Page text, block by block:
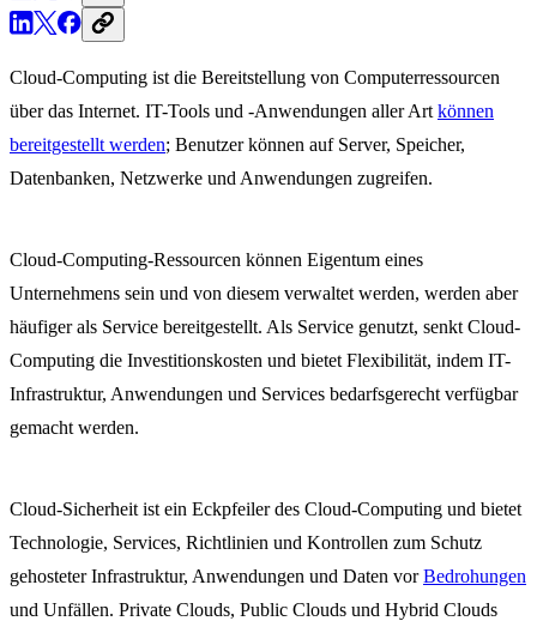
Cloud-Computing ist die Bereitstellung von Computerressourcen
über das Internet. IT-Tools und -Anwendungen aller Art können
bereitgestellt werden; Benutzer können auf Server, Speicher,
Datenbanken, Netzwerke und Anwendungen zugreifen.
Cloud-Computing-Ressourcen können Eigentum eines
Unternehmens sein und von diesem verwaltet werden, werden aber
häufiger als Service bereitgestellt. Als Service genutzt, senkt Cloud-
Computing die Investitionskosten und bietet Flexibilität, indem IT-
Infrastruktur, Anwendungen und Services bedarfsgerecht verfügbar
gemacht werden.
Cloud-Sicherheit ist ein Eckpfeiler des Cloud-Computing und bietet
Technologie, Services, Richtlinien und Kontrollen zum Schutz
gehosteter Infrastruktur, Anwendungen und Daten vorBedrohungen
und Unfällen. Private Clouds, Public Clouds und Hybrid Clouds